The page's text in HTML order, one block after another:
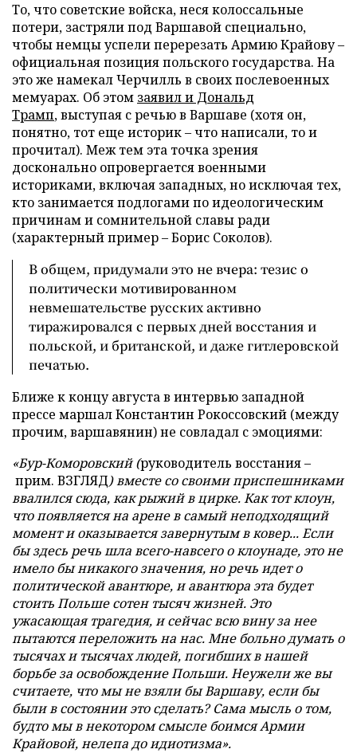
То, что советские войска, неся колоссальные
потери, застряли под Варшавой специально,
чтобы немцы успели перерезать Армию Крайову –
официальная позиция польского государства. На
это же намекал Черчилль в своих послевоенных
мемуарах. Об этом заявил и Дональд
Трамп, выступая с речью в Варшаве (хотя он,
понятно, тот еще историк – что написали, то и
прочитал). Меж тем эта точка зрения
досконально опровергается военными
историками, включая западных, но исключая тех,
кто занимается подлогами по идеологическим
причинам и сомнительной славы ради
(характерный пример – Борис Соколов).
В общем, придумали это не вчера: тезис о
политически мотивированном
невмешательстве русских активно
тиражировался с первых дней восстания и
польской, и британской, и даже гитлеровской
печатью.
Ближе к концу августа в интервью западной
прессе маршал Константин Рокоссовский (между
прочим, варшавянин) не совладал с эмоциями:
«Бур-Коморовский (руководитель восстания –
прим. ВЗГЛЯД) вместе со своими приспешниками
ввалился сюда, как рыжий в цирке. Как тот клоун,
что появляется на арене в самый неподходящий
момент и оказывается завернутым в ковер... Если
бы здесь речь шла всего-навсего о клоунаде, это не
имело бы никакого значения, но речь идет о
политической авантюре, и авантюра эта будет
стоить Польше сотен тысяч жизней. Это
ужасающая трагедия, и сейчас всю вину за нее
пытаются переложить на нас. Мне больно думать о
тысячах и тысячах людей, погибших в нашей
борьбе за освобождение Польши. Неужели же вы
считаете, что мы не взяли бы Варшаву, если бы
были в состоянии это сделать? Сама мысль о том,
будто мы в некотором смысле боимся Армии
Крайовой, нелепа до идиотизма».